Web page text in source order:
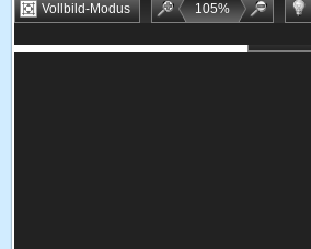
Vollbild-Modus 105%